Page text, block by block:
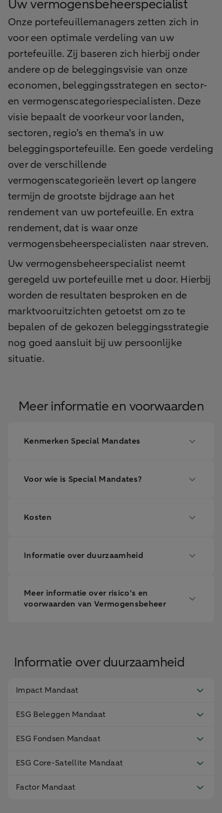
Uw vermogensbeheerspecialist
Onze portefeuillemanagers zetten zich in
voor een optimale verdeling van uw
portefeuille. Zij baseren zich hierbij onder
andere op de beleggingsvisie van onze
economen, beleggingsstrategen en sector-
en vermogenscategoriespecialisten. Deze
visie bepaalt de voorkeur voor landen,
sectoren, regio’s en thema’s in uw
beleggingsportefeuille. Een goede verdeling
over de verschillende
vermogenscategorieën levert op langere
termijn de grootste bijdrage aan het
rendement van uw portefeuille. En extra
rendement, dat is waar onze
vermogensbeheerspecialisten naar streven.
Uw vermogensbeheerspecialist neemt
geregeld uw portefeuille met u door. Hierbij
worden de resultaten besproken en de
marktvooruitzichten getoetst om zo te
bepalen of de gekozen beleggingsstrategie
nog goed aansluit bij uw persoonlijke
situatie.
Meer informatie en voorwaarden
Kenmerken Special Mandates
Voor wie is Special Mandates?
Kosten
Informatie over duurzaamheid
Meer informatie over risico's en
voorwaarden van Vermogensbeheer
Informatie over duurzaamheid
Impact Mandaat
ESG Beleggen Mandaat
ESG Fondsen Mandaat
ESG Core-Satellite Mandaat
Factor Mandaat